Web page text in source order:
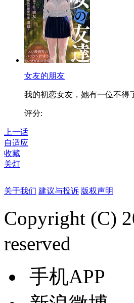
女友的朋友
我的初恋女友，她有一位不
评分:
上一话
自适应
收藏
关灯
关于我们 建议与投诉 版权声明
Copyright (C)
reserved
手机APP